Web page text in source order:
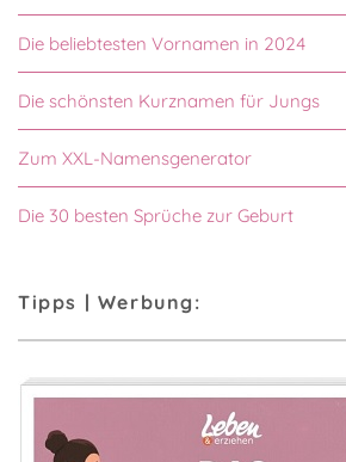
Die beliebtesten Vornamen in 2024
Die schönsten Kurznamen für Jungs
Zum XXL-Namensgenerator
Die 30 besten Sprüche zur Geburt
Tipps | Werbung: